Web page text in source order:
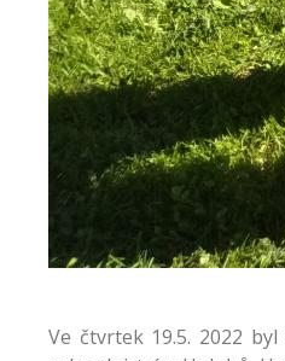
Ve čtvrtek 19.5. 2022